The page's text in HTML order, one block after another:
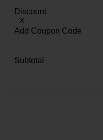
Discount
Add Coupon Code
Subtotal